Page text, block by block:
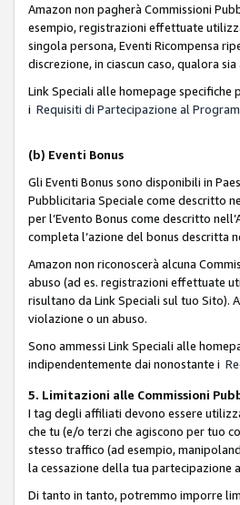
Amazon non pagherà Commissioni
esempio, registrazioni effettuate
singola persona, Eventi Ricompensa
discrezione, in ciascun caso, qualora
Link Speciali alle homepage
i Requisiti di Partecipazione al
(b) Eventi Bonus
Gli Eventi Bonus sono disponibili in
Pubblicitaria Speciale come descritto
per l’Evento Bonus come descritto
completa l’azione del bonus descritta
Amazon non riconoscerà alcuna
abuso (ad es. registrazioni effettuate
risultano da Link Speciali sul tuo Sito).
violazione o un abuso.
Sono ammessi Link Speciali alle
indipendentemente dai nonostante i
5. Limitazioni alle Commissioni
I tag degli affiliati devono essere
che tu (e/o terzi che agiscono per tuo
stesso traffico (ad esempio,
la cessazione della tua partecipazione
Di tanto in tanto, potremmo imporre